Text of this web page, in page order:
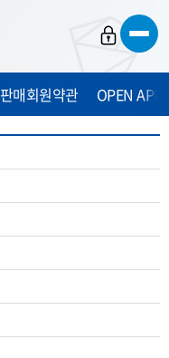
판매회원약관 OPEN API